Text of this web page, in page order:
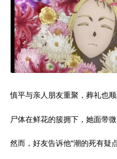
慎平与亲人朋友重聚，葬礼也顺
尸体在鲜花的簇拥下，她面带
然而，好友告诉他“潮的死有疑